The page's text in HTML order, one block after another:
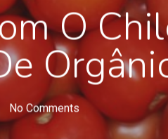
O
No Comments